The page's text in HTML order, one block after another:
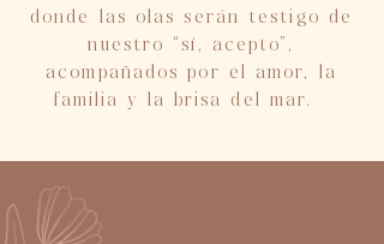
donde las olas serán testigo de
nuestro “sí, acepto”,
acompañados por el amor, la
familia y la brisa del mar.